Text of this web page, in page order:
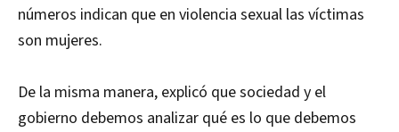
números indican que en violencia sexual las víctimas
son mujeres.
De la misma manera, explicó que sociedad y el
gobierno debemos analizar qué es lo que debemos